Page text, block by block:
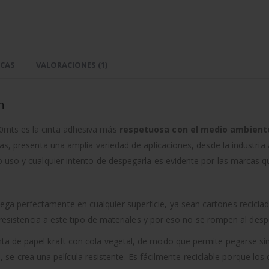
VALORACIONES (1)
es la cinta adhesiva más respetuosa con el medio
presenta una amplia variedad de aplicaciones, desde la
y cualquier intento de despegarla es evidente por las marcas
perfectamente en cualquier superficie, ya sean cartones
a este tipo de materiales y por eso no se rompen al
de papel kraft con cola vegetal, de modo que permite pegarse
crea una película resistente. Es fácilmente reciclable porque